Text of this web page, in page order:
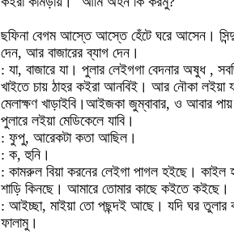
ছফিনা বেগম আস্তে আস্তে হেঁটে ঘরে আসেন।
দেন, আর বাজারের ব্যাগ দেন।
: যা, বাজারে যা। পুলার লেইগগা বেদনার অষুধ ,
খাইতে চায় ঠাহর কইরা আনবিই। আর নৌকা লইয়া
মেলাক্ষণ খাড়াইবি।আইজকা জুম্বাবার, ও আবার
পুলারে লইয়া মেডিকেলে যাবি।
: ফুপু, আরেকটা কতা আছিল।
: ক, হুনি।
: কামরুল বিয়া করনের লেইগা পাগল হইছে। কাইল
শাড়ি কিনছে। আমারে তোমার কাছে কইতে কইছে।
: আইচ্ছা, মাইয়া তো পছন্দই আছে। যদি ঘর তুলার
ফালামু।